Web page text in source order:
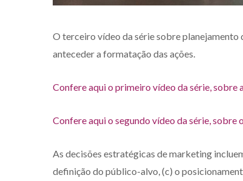
O terceiro vídeo da série sobre planejamento
anteceder a formatação das ações.
Confere aqui o primeiro vídeo da série, sobre
Confere aqui o segundo vídeo da série, sobre
As decisões estratégicas de marketing
definição do público-alvo, (c) o